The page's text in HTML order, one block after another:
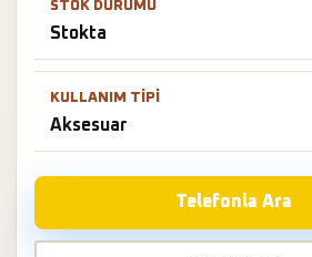
STOK DURUMU
Stokta
KULLANIM TIPI
Aksesuar
Telefonla Ara